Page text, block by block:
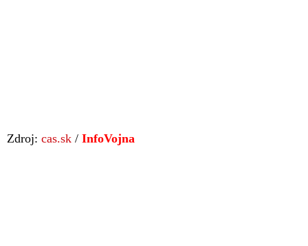
Zdroj: cas.sk / InfoVojna